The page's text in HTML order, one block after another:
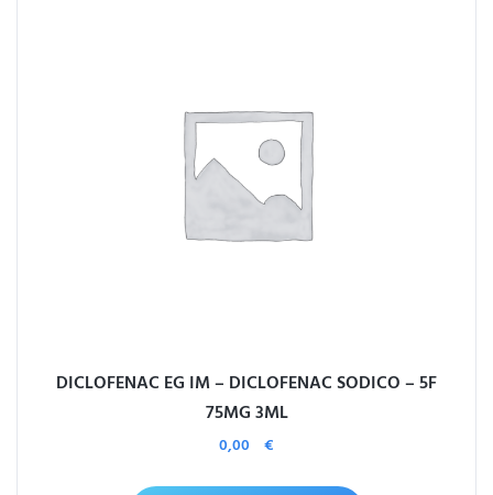
DICLOFENAC EG IM – DICLOFENAC SODICO – 5F
75MG 3ML
0,00 €